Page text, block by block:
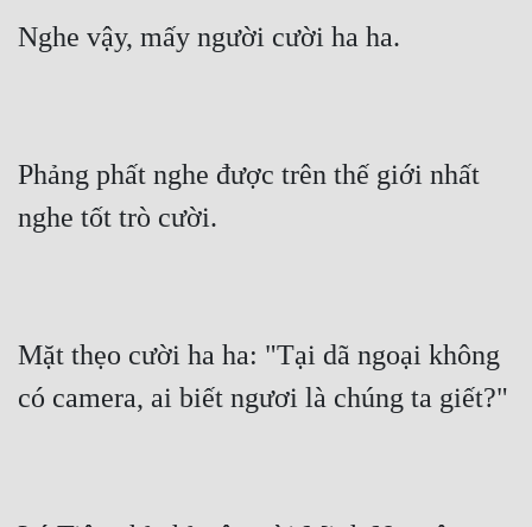
Nghe vậy, mấy người cười ha ha.
Phảng phất nghe được trên thế giới nhất
nghe tốt trò cười.
Mặt thẹo cười ha ha: "Tại dã ngoại không
có camera, ai biết ngươi là chúng ta giết?"